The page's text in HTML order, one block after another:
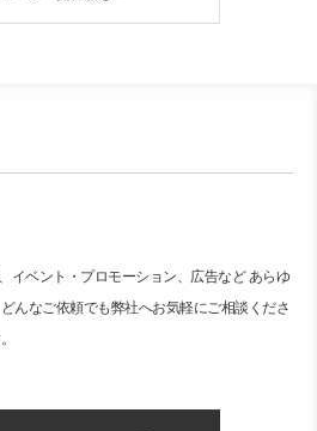
イベント・プロモーション、広告など あらゆ
んなご依頼でも弊社へお気軽にご相談くださ